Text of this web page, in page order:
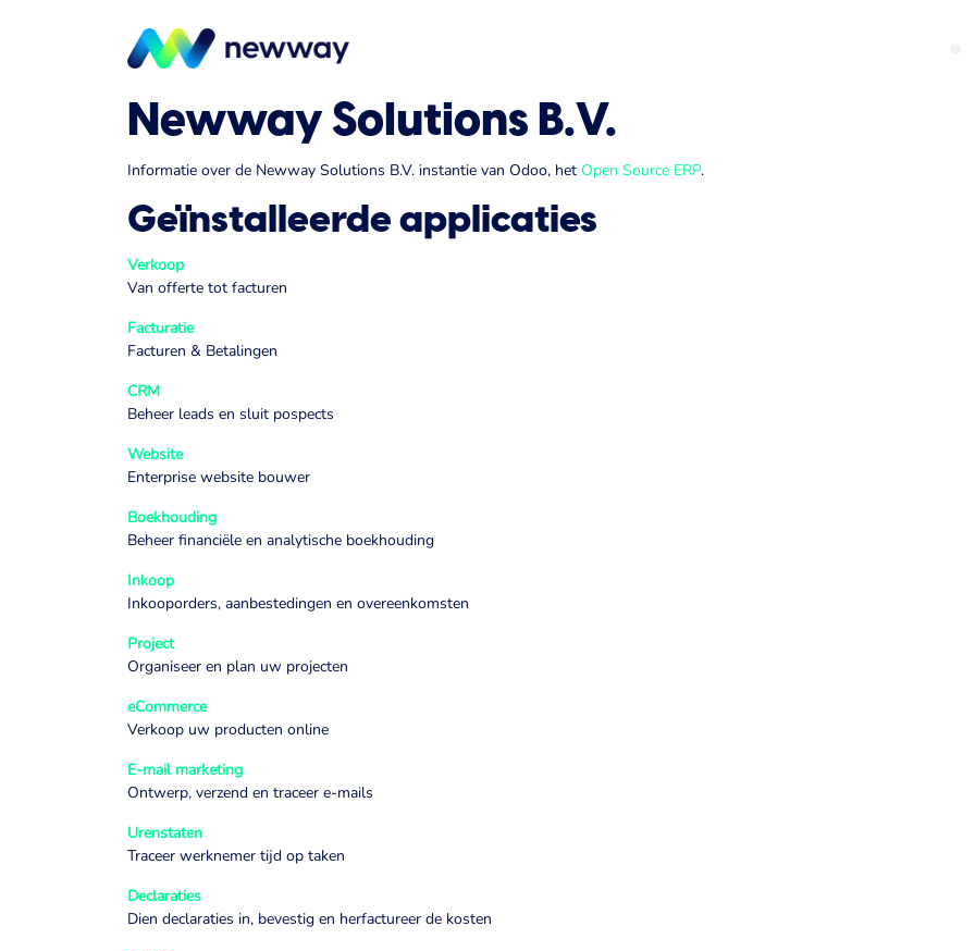
Newway Solutions B.V.
Informatie over de Newway Solutions B.V. instantie van Odoo, het Open Source ERP.
Geïnstalleerde applicaties
Verkoop
Van offerte tot facturen
Facturatie
Facturen & Betalingen
CRM
Beheer leads en sluit pospects
Website
Enterprise website bouwer
Boekhouding
Beheer financiële en analytische boekhouding
Inkoop
Inkooporders, aanbestedingen en overeenkomsten
Project
Organiseer en plan uw projecten
eCommerce
Verkoop uw producten online
E-mail marketing
Ontwerp, verzend en traceer e-mails
Urenstaten
Traceer werknemer tijd op taken
Declaraties
Dien declaraties in, bevestig en herfactureer de kosten